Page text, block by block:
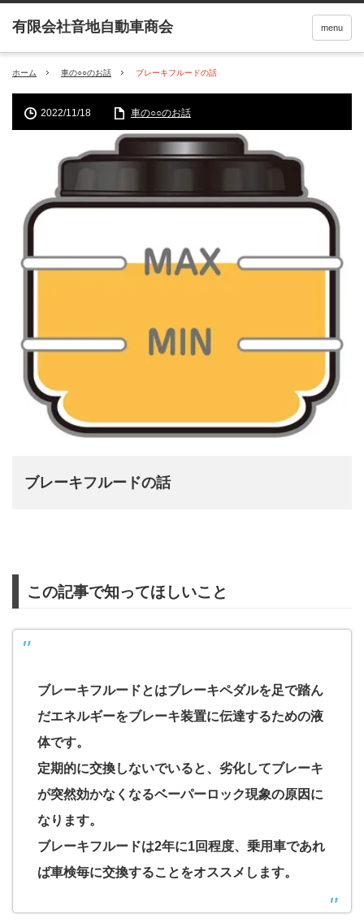
menu
ホーム 車の○○のお話 ブレーキフルードの話
2022/11/18 車の○○のお話
ブレーキフルードの話
この記事で知ってほしいこと
ブレーキフルードとはブレーキペダルを足で踏ん
だエネルギーをブレーキ装置に伝達するための液
体です。
定期的に交換しないでいると、劣化してブレーキ
が突然効かなくなるベーパーロック現象の原因に
なります。
ブレーキフルードは2年に1回程度、乗用車であれ
ば車検毎に交換することをオススメします。